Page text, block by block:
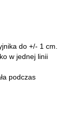
do +/- 1 cm.
w jednej linii
podczas